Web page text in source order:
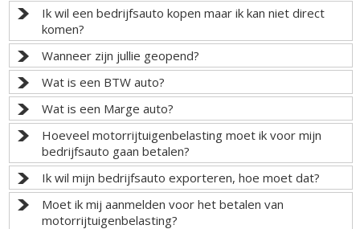
Ik wil een bedrijfsauto kopen maar ik kan niet direct
komen?
Wanneer zijn jullie geopend?
Wat is een BTW auto?
Wat is een Marge auto?
Hoeveel motorrijtuigenbelasting moet ik voor mijn
bedrijfsauto gaan betalen?
Ik wil mijn bedrijfsauto exporteren, hoe moet dat?
Moet ik mij aanmelden voor het betalen van
motorrijtuigenbelasting?